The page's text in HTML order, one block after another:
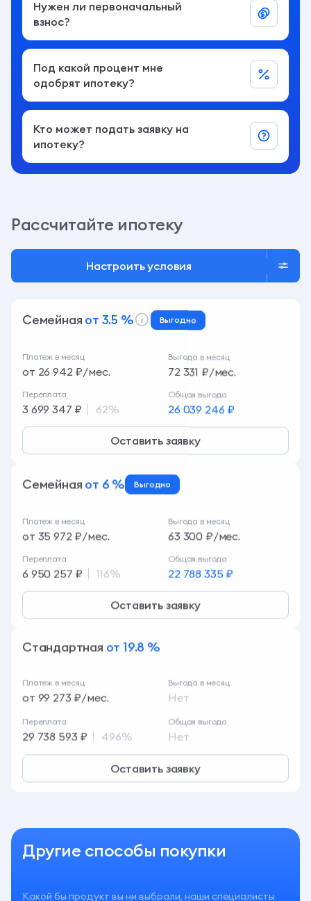
Нужен ли первоначальный
взнос?
Под какой процент мне
одобрят ипотеку?
Кто может подать заявку на
ипотеку?
Рассчитайте ипотеку
Настроить условия
Семейная от 3.5 % Выгодно
Платеж в месяц
от 26 942 ₽/мес.
Выгода в месяц
72 331 ₽/мес.
Переплата
3 699 347 ₽ 62%
Общая выгода
26 039 246 ₽
Оставить заявку
Семейная от 6 % Выгодно
Платеж в месяц
от 35 972 ₽/мес.
Выгода в месяц
63 300 ₽/мес.
Переплата
6 950 257 ₽ 116%
Общая выгода
22 788 335 ₽
Оставить заявку
Стандартная от 19.8 %
Платеж в месяц
от 99 273 ₽/мес.
Выгода в месяц
Нет
Переплата
29 738 593 ₽ 496%
Общая выгода
Нет
Оставить заявку
Другие способы покупки
Какой бы продукт вы ни выбрали, наши специалисты